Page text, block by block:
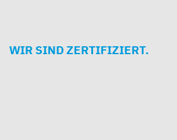
WIR SIND ZERTIFIZIERT.